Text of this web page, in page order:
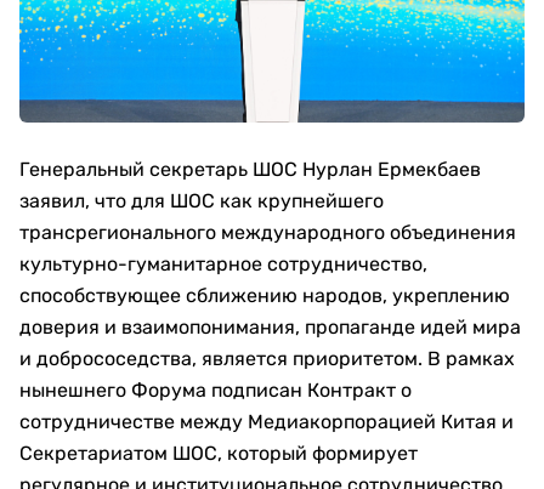
Генеральный секретарь ШОС Нурлан Ермекбаев
заявил, что для ШОС как крупнейшего
трансрегионального международного объединения
культурно-гуманитарное сотрудничество,
способствующее сближению народов, укреплению
доверия и взаимопонимания, пропаганде идей мира
и добрососедства, является приоритетом. В рамках
нынешнего Форума подписан Контракт о
сотрудничестве между Медиакорпорацией Китая и
Секретариатом ШОС, который формирует